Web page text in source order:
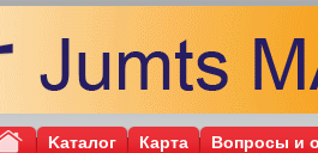
Kаталог Карта Вопросы и